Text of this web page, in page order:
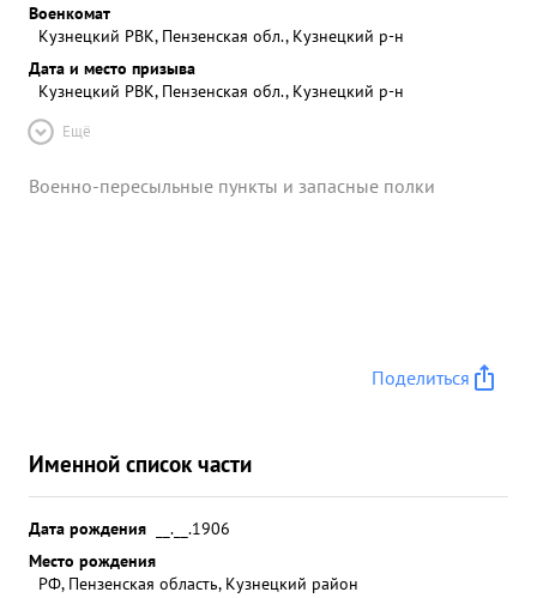
Военкомат
Кузнецкий РВК, Пензенская обл., Кузнецкий р-н
Дата и место призыва
Кузнецкий РВК, Пензенская обл., Кузнецкий р-н
Ещё
Военно-пересыльные пункты и запасные полки
Поделиться
Именной список части
Дата рождения
__.__.1906
Место рождения
РФ, Пензенская область, Кузнецкий район